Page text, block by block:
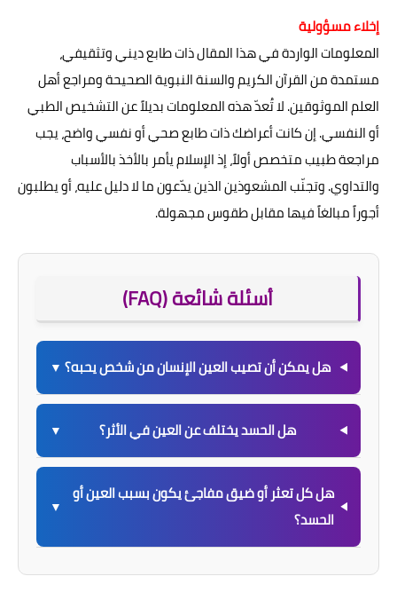
إخلاء مسؤولية
المعلومات الواردة في هذا المقال ذات طابع ديني وتثقيفي،
مستمدة من القرآن الكريم والسنة النبوية الصحيحة ومراجع أهل
العلم الموثوقين. لا تُعدّ هذه المعلومات بديلاً عن التشخيص الطبي
أو النفسي. إن كانت أعراضك ذات طابع صحي أو نفسي واضح، يجب
مراجعة طبيب متخصص أولاً، إذ الإسلام يأمر بالأخذ بالأسباب
والتداوي. وتجنّب المشعوذين الذين يدّعون ما لا دليل عليه، أو يطلبون
أجوراً مبالغاً فيها مقابل طقوس مجهولة.
أسئلة شائعة (FAQ)
هل يمكن أن تصيب العين الإنسان من شخص يحبه؟ ▼
هل الحسد يختلف عن العين في الأثر؟ ▼
هل كل تعثر أو ضيق مفاجئ يكون بسبب العين أو
الحسد؟
▼